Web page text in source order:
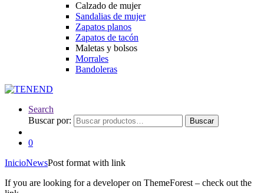
Calzado de mujer
Sandalias de mujer
Zapatos planos
Zapatos de tacón
Maletas y bolsos
Morrales
Bandoleras
Search
Buscar por:
Buscar
0
InicioNewsPost format with link
If you are looking for a developer on ThemeForest – check out the